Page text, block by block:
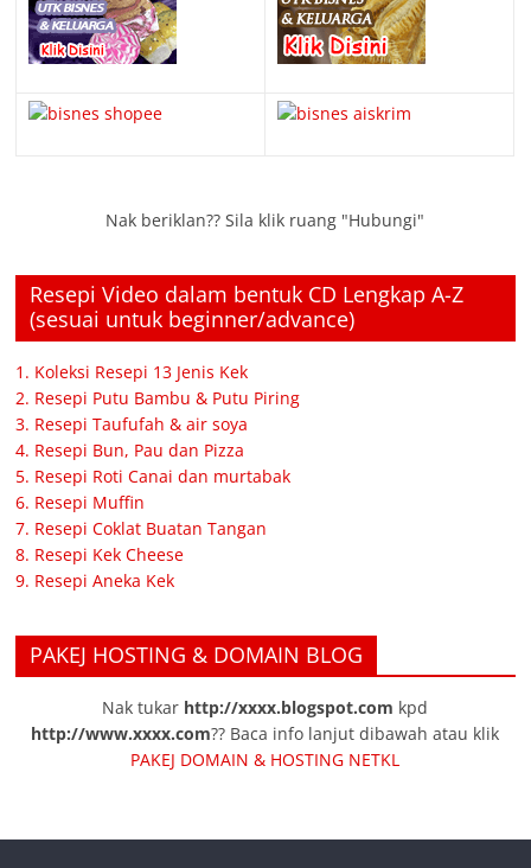
Nak beriklan?? Sila klik ruang "Hubungi"
Resepi Video dalam bentuk CD Lengkap A-Z
(sesuai untuk beginner/advance)
1. Koleksi Resepi 13 Jenis Kek
2. Resepi Putu Bambu & Putu Piring
3. Resepi Taufufah & air soya
4. Resepi Bun, Pau dan Pizza
5. Resepi Roti Canai dan murtabak
6. Resepi Muffin
7. Resepi Coklat Buatan Tangan
8. Resepi Kek Cheese
9. Resepi Aneka Kek
PAKEJ HOSTING & DOMAIN BLOG
Nak tukar http://xxxx.blogspot.com kpd
http://www.xxxx.com?? Baca info lanjut dibawah atau klik
PAKEJ DOMAIN & HOSTING NETKL